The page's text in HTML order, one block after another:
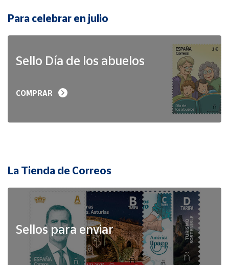
Para celebrar en julio
Sello Día de los abuelos
COMPRAR
La Tienda de Correos
Sellos para enviar